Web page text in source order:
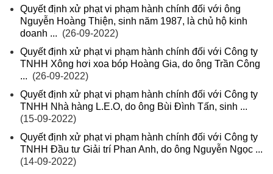
Quyết định xử phạt vi phạm hành chính đối với ông
Nguyễn Hoàng Thiện, sinh năm 1987, là chủ hộ kinh
doanh ... (26-09-2022)
Quyết định xử phạt vi phạm hành chính đối với Công ty
TNHH Xông hơi xoa bóp Hoàng Gia, do ông Trần Công
... (26-09-2022)
Quyết định xử phạt vi phạm hành chính đối với Công ty
TNHH Nhà hàng L.E.O, do ông Bùi Đình Tấn, sinh ...
(15-09-2022)
Quyết định xử phạt vi phạm hành chính đối với Công ty
TNHH Đầu tư Giải trí Phan Anh, do ông Nguyễn Ngọc ...
(14-09-2022)